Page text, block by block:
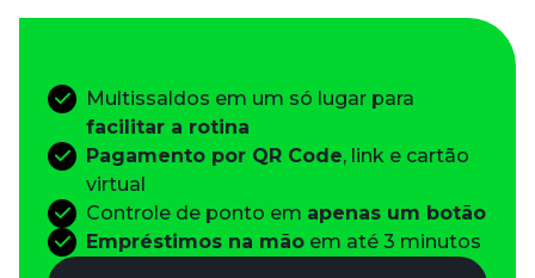
Multissaldos em um só lugar para
facilitar a rotina
Pagamento por QR Code, link e cartão
virtual
Controle de ponto em apenas um botão
Empréstimos na mão em até 3 minutos